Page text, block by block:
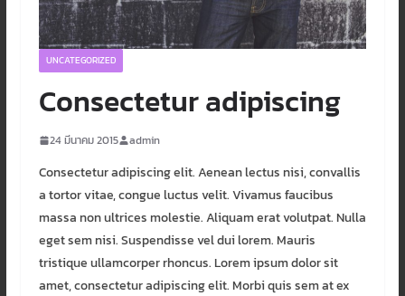
UNCATEGORIZED
Consectetur adipiscing
24 มีนาคม 2015 admin
Consectetur adipiscing elit. Aenean lectus nisi, convallis
a tortor vitae, congue luctus velit. Vivamus faucibus
massa non ultrices molestie. Aliquam erat volutpat. Nulla
eget sem nisi. Suspendisse vel dui lorem. Mauris
tristique ullamcorper rhoncus. Lorem ipsum dolor sit
amet, consectetur adipiscing elit. Morbi quis sem at ex